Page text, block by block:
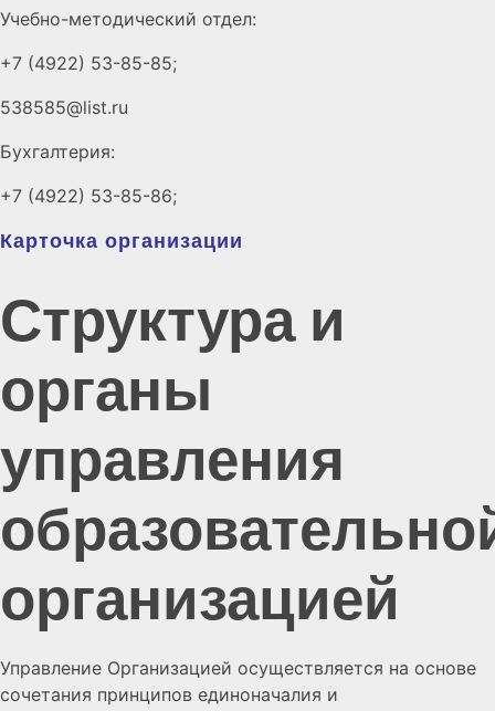
Учебно-методический отдел:
+7 (4922) 53-85-85;
538585@list.ru
Бухгалтерия:
+7 (4922) 53-85-86;
Карточка организации
Структура и
органы
управления
организацией
Управление Организацией осуществляется на основе
сочетания принципов единоначалия и